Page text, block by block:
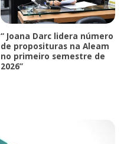
“ Joana Darc lidera número
de proposituras na Aleam
no primeiro semestre de
2026”